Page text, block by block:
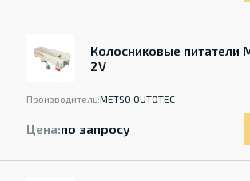
Колосниковые питатели
2V
Производитель:METSO OUTOTEC
Цена:по запросу